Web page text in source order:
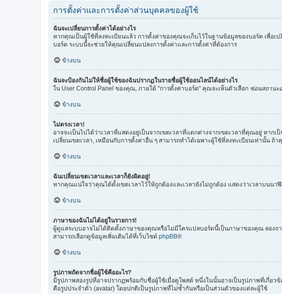
การตั้งค่าและการตั้งค่าส่วนบุคคลของผู้ใช้
ฉันจะเปลี่ยนการตั้งค่าได้อย่างไร
หากคุณเป็นผู้ใช้ที่ลงทะเบียนแล้ว การตั้งค่าของคุณจะเก็บไว้ในฐานข้อมูลของบอร์ด เพื่อ
บอร์ด ระบบนี้จะช่วยให้คุณเปลี่ยนแปลงการตั้งค่าและการตั้งค่าที่ต้องการ
ข้างบน
ฉันจะป้องกันไม่ให้ชื่อผู้ใช้ของฉันปรากฏในรายชื่อผู้ใช้ออนไลน์ได้อย่างไร
ใน User Control Panel ของคุณ, ภายใต้ "การตั้งค่าบอร์ด" คุณจะเห็นตัวเลือก ซ่อนสถานะ
ข้างบน
ไม่ตรงเวลา!
อาจจะเป็นไปได้ว่าเวลาที่แสดงอยู่เป็นจากเขตเวลาที่แตกต่างจากเขตเวลาที่คุณอยู่ หาก
เปลี่ยนเขตเวลา, เหมือนกับการตั้งค่าอื่น ๆ สามารถทำได้เฉพาะผู้ใช้ที่ลงทะเบียนเท่านั้น ถ้
ข้างบน
ฉันเปลี่ยนเขตเวลาและเวลาก็ยังผิดอยู่!
หากคุณแน่ใจว่าคุณได้ตั้งเขตเวลาไว้ให้ถูกต้องและเวลายังไม่ถูกต้อง แสดงว่าเวลาบนน
ข้างบน
ภาษาของฉันไม่ได้อยู่ในรายการ!
ผู้ดูแลระบบอาจไม่ได้ติดตั้งภาษาของคุณหรือไม่มีใครแปลบอร์ดนี้เป็นภาษาของคุณ ลอง
สามารถเลือกดูข้อมูลเพิ่มเติมได้ที่เว็บไซต์ phpBB®
ข้างบน
รูปภาพถัดจากชื่อผู้ใช้คืออะไร?
มีรูปภาพสองรูปที่อาจปรากฏพร้อมกับชื่อผู้ใช้เมื่อดูโพสต์ หนึ่งในนั้นอาจเป็นรูปภาพที่เกี่
คือรูปประจำตัว (avatar) โดยปกติเป็นรูปภาพที่ไม่ซ้ำกันหรือเป็นส่วนตัวของแต่ละผู้ใช้